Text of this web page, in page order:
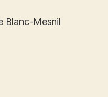
Blanc-Mesnil